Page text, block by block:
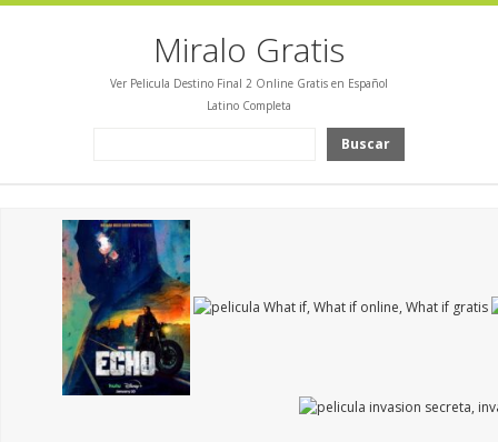
Miralo Gratis
Ver Pelicula Destino Final 2 Online Gratis en Español
Latino Completa
Buscar